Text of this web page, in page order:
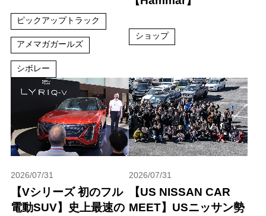
ピックアップトラック
アメマガガールズ
シボレー
ショップ
2026/07/31
【Vシリーズ 初のフル
電動SUV】史上最速の
2026/07/31
【US NISSAN CAR
MEET】USニッサン勢